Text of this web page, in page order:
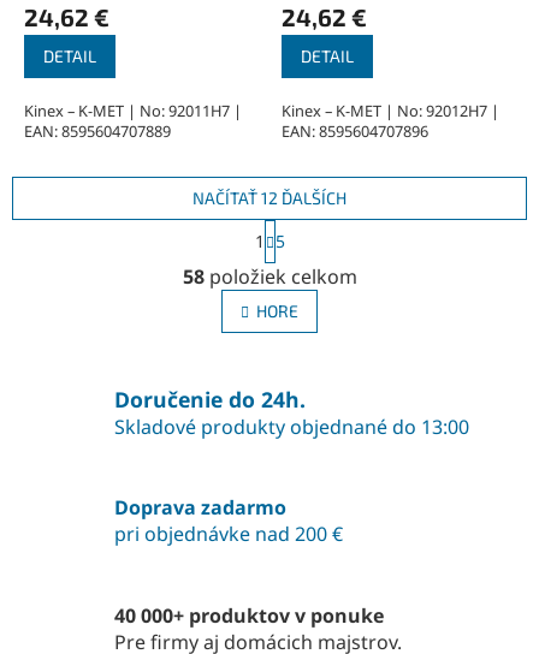
24,62 €
DETAIL
Kinex – K-MET | No: 92011H7 |
EAN: 8595604707889
24,62 €
DETAIL
Kinex – K-MET | No: 92012H7 |
EAN: 8595604707896
O
v
l
á
c
i
e
v
k
ý
p
NAČÍTAŤ 12 ĎALŠÍCH
S
t
r
á
n
k
a
n
i
1 5
58položiek celkom
HORE
Doručenie do 24h.
Skladové produkty objednané do 13:00
Doprava zadarmo
pri objednávke nad 200 €
40 000+ produktov v ponuke
Pre firmy aj domácich majstrov.